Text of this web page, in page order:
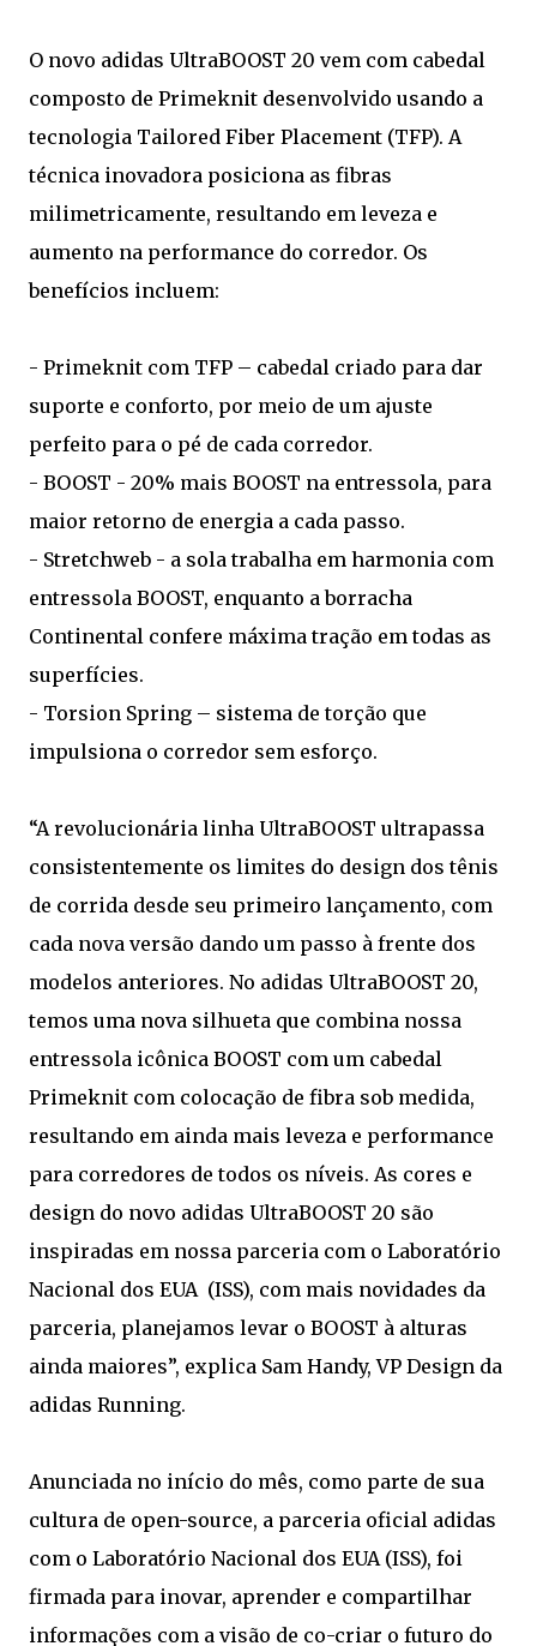
O novo adidas UltraBOOST 20 vem com cabedal
composto de Primeknit desenvolvido usando a
tecnologia Tailored Fiber Placement (TFP). A
técnica inovadora posiciona as fibras
milimetricamente, resultando em leveza e
aumento na performance do corredor. Os
benefícios incluem:
- Primeknit com TFP – cabedal criado para dar
suporte e conforto, por meio de um ajuste
perfeito para o pé de cada corredor.
- BOOST - 20% mais BOOST na entressola, para
maior retorno de energia a cada passo.
- Stretchweb - a sola trabalha em harmonia com
entressola BOOST, enquanto a borracha
Continental confere máxima tração em todas as
superfícies.
- Torsion Spring – sistema de torção que
impulsiona o corredor sem esforço.
“A revolucionária linha UltraBOOST ultrapassa
consistentemente os limites do design dos tênis
de corrida desde seu primeiro lançamento, com
cada nova versão dando um passo à frente dos
modelos anteriores. No adidas UltraBOOST 20,
temos uma nova silhueta que combina nossa
entressola icônica BOOST com um cabedal
Primeknit com colocação de fibra sob medida,
resultando em ainda mais leveza e performance
para corredores de todos os níveis. As cores e
design do novo adidas UltraBOOST 20 são
inspiradas em nossa parceria com o Laboratório
Nacional dos EUA (ISS), com mais novidades da
parceria, planejamos levar o BOOST à alturas
ainda maiores”, explica Sam Handy, VP Design da
adidas Running.
Anunciada no início do mês, como parte de sua
cultura de open-source, a parceria oficial adidas
com o Laboratório Nacional dos EUA (ISS), foi
firmada para inovar, aprender e compartilhar
informações com a visão de co-criar o futuro do